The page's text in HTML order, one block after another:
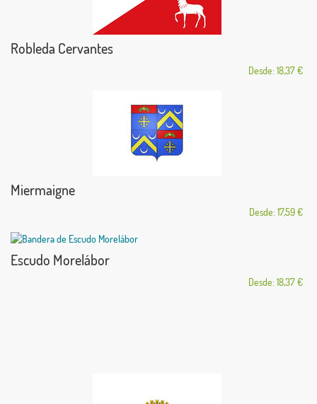
Robleda Cervantes
Desde: 18,37 €
Miermaigne
Desde: 17,59 €
Escudo Morelábor
Desde: 18,37 €